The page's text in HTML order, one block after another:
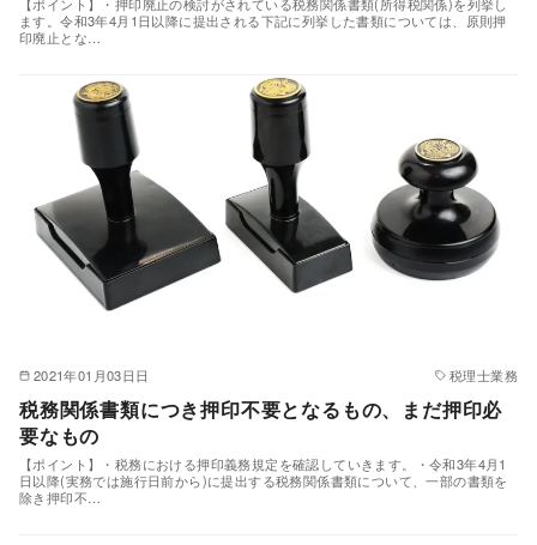
ます。令和3年4月1日以降に提出される下記に列挙した書類については、原則押
印廃止とな…
2021年01月03日日 税理士業務
税務関係書類につき押印不要となるもの、まだ押印必
要なもの
【ポイント】・税務における押印義務規定を確認していきます。・令和3年4月1
日以降(実務では施行日前から)に提出する税務関係書類について、一部の書類を
除き押印不…